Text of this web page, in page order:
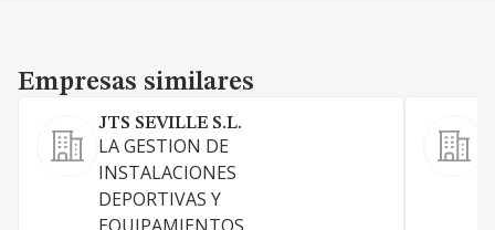
Empresas similares
Empresas similares
JTS SEVILLE S.L.
LA GESTION DE
INSTALACIONES
DEPORTIVAS Y